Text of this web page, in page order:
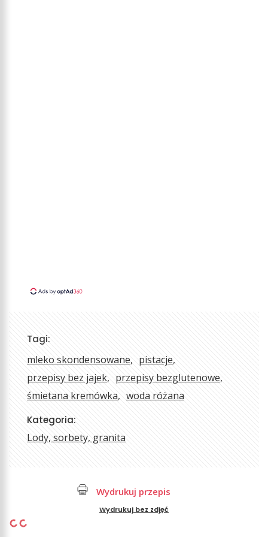
Tagi:
mleko skondensowane
pistacje
przepisy bez jajek
przepisy bezglutenowe
śmietana kremówka
woda różana
Kategoria:
Lody, sorbety, granita
Wydrukuj przepis
Wydrukuj bez zdjęć